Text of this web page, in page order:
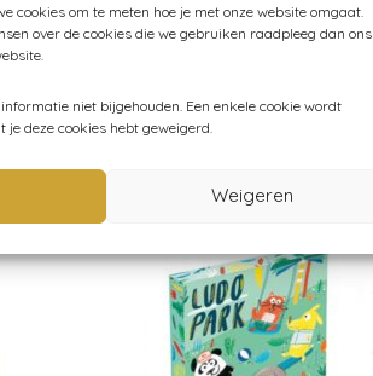
cookies om te meten hoe je met onze website omgaat.
over de cookies die we gebruiken raadpleeg dan ons
niet bijgehouden. Een enkele cookie wordt
deze cookies hebt geweigerd.
Weigeren
Categorieën: